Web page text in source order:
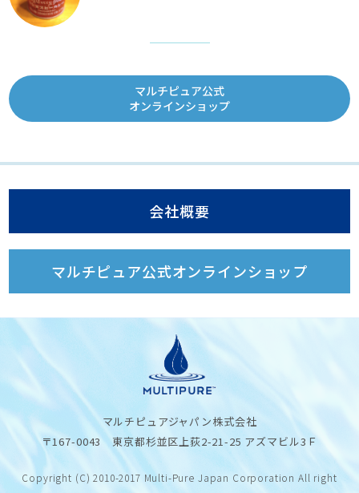
マルチピュア公式
オンラインショップ
会社概要
マルチピュア公式オンラインショップ
マルチピュアジャパン株式会社
〒167-0043 東京都杉並区上荻2-21-25 アズマビル3Ｆ
Copyright (C) 2010-2017 Multi-Pure Japan Corporation All right